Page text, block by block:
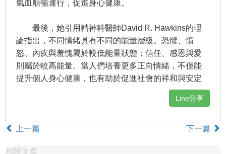
氣血順暢運行，促進身心健康。
最後，她引用精神科醫師David R. Hawkins的理
論指出，不同情緒具有不同的能量層級。恐懼、憤
怒、內疚與羞愧屬於較低能量狀態；信任、感恩與愛
則屬於較高能量。當人們培養更多正向情緒，不僅能
提升個人身心健康，也有助於促進社會的祥和與安定
Line分享
上一篇 下一篇
相關文章